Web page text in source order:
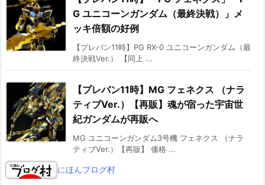
G ユニコーンガンダム（最終決戦）」メ
ッキ倍額の好例
【プレバン11時】PG RX-0 ユニコーンガンダム（最
終決戦Ver.） 【同上 ...
【プレバン11時】MG フェネクス （ナラ
ティブVer.）【再販】魂が宿った宇宙世
紀ガンダムが再販へ
MG ユニコーンガンダム3号機 フェネクス （ナラ
ティブVer.）【再販】 価格 ...
にほんブログ村